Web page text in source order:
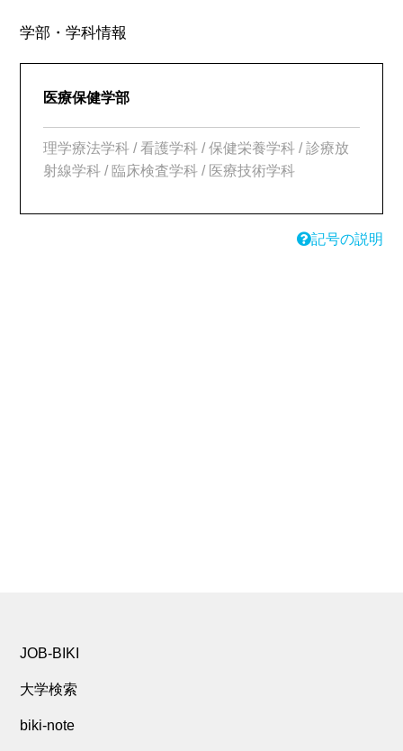
学部・学科情報
医療保健学部
理学療法学科 / 看護学科 / 保健栄養学科 / 診療放
射線学科 / 臨床検査学科 / 医療技術学科
記号の説明
JOB-BIKI
大学検索
biki-note